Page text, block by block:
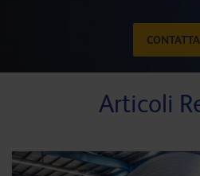
Articoli